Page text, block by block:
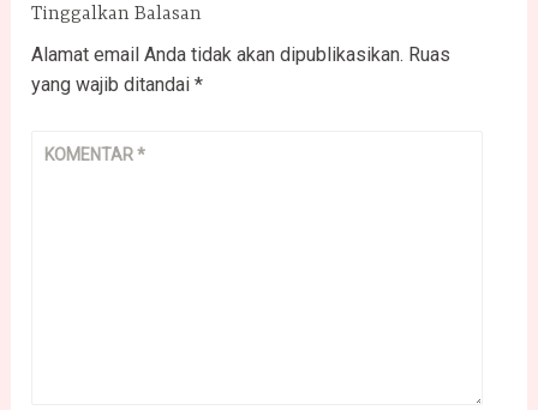
Tinggalkan Balasan
Alamat email Anda tidak akan dipublikasikan. Ruas
yang wajib ditandai*
KOMENTAR*